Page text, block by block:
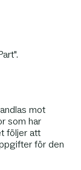
mot
som har
följer att
för den